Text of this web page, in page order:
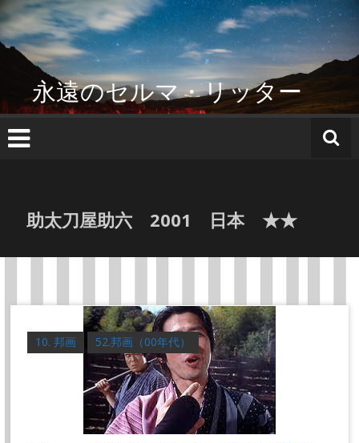
コ
ン
テ
へ
ス
キ
永遠のセルマ・リッター
助太刀屋助六 2001 日本 ★★
10. 邦画 52.邦画（00年代）